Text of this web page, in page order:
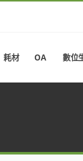
耗材 OA 數位